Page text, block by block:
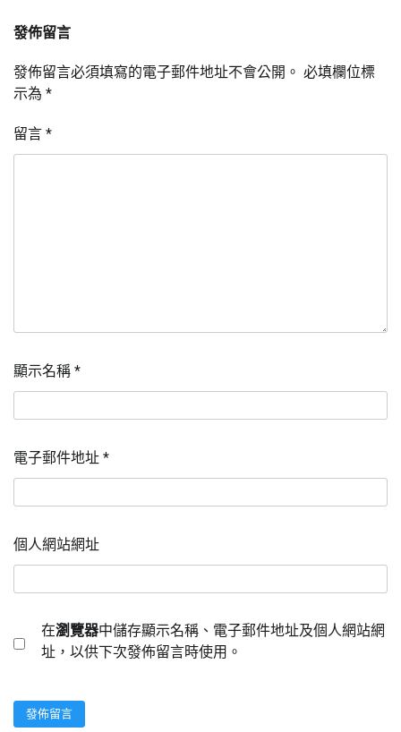
發佈留言
發佈留言必須填寫的電子郵件地址不會公開。 必填欄位標
示為 *
留言 *
顯示名稱 *
電子郵件地址 *
個人網站網址
在瀏覽器中儲存顯示名稱、電子郵件地址及個人網站網
址，以供下次發佈留言時使用。